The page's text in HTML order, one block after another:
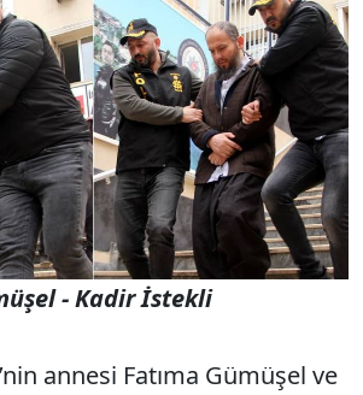
- Kadir İstekli
annesi Fatıma Gümüşel ve